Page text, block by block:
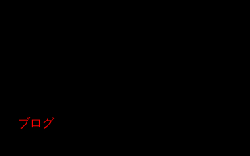
ブログ